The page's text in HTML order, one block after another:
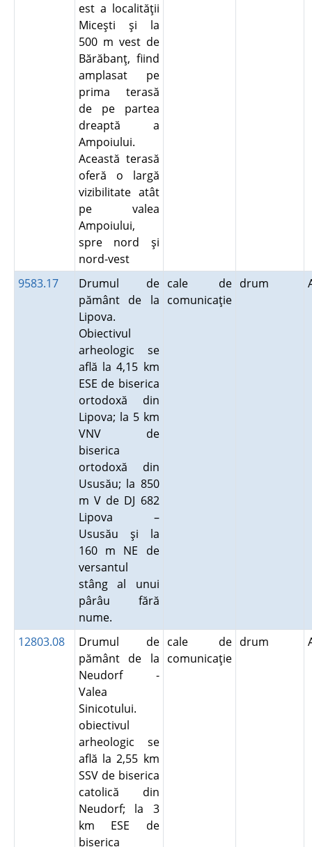
est a localităţii
Miceşti şi la
500 m vest de
Bărăbanţ, fiind
amplasat pe
prima terasă
de pe partea
dreaptă a
Ampoiului.
Această terasă
oferă o largă
vizibilitate atât
pe valea
Ampoiului,
spre nord şi
nord-vest
9583.17
Drumul de
pământ de la
Lipova.
Obiectivul
arheologic se
află la 4,15 km
ESE de biserica
ortodoxă din
Lipova; la 5 km
VNV de
biserica
ortodoxă din
Ususău; la 850
m V de DJ 682
Lipova –
Ususău şi la
160 m NE de
versantul
stâng al unui
pârâu fără
nume.
cale de
comunicaţie
drum
12803.08
Drumul de
pământ de la
Neudorf -
Valea
Sinicotului.
obiectivul
arheologic se
află la 2,55 km
SSV de biserica
catolică din
Neudorf; la 3
km ESE de
biserica
cale de
comunicaţie
drum